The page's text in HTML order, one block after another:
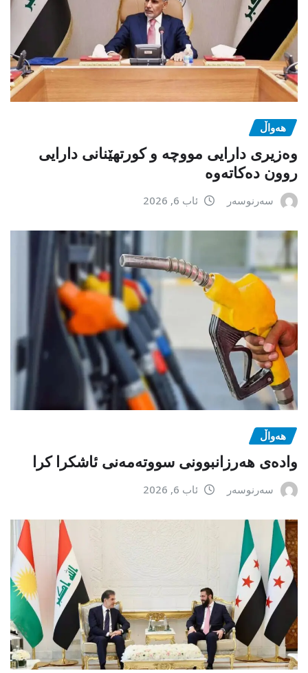
هەواڵ
وەزیری دارایی مووچە و کورتهێنانی دارایی
روون دەکاتەوە
سەرنوسەر ئاب 6, 2026
هەواڵ
وادەی هەرزانبوونی سووتەمەنی ئاشکرا کرا
سەرنوسەر ئاب 6, 2026